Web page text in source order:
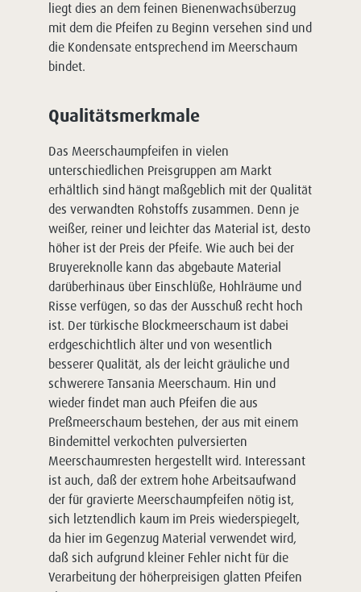
liegt dies an dem feinen Bienenwachsüberzug
mit dem die Pfeifen zu Beginn versehen sind und
die Kondensate entsprechend im Meerschaum
bindet.
Qualitätsmerkmale
Das Meerschaumpfeifen in vielen
unterschiedlichen Preisgruppen am Markt
erhältlich sind hängt maßgeblich mit der Qualität
des verwandten Rohstoffs zusammen. Denn je
weißer, reiner und leichter das Material ist, desto
höher ist der Preis der Pfeife. Wie auch bei der
Bruyereknolle kann das abgebaute Material
darüberhinaus über Einschlüße, Hohlräume und
Risse verfügen, so das der Ausschuß recht hoch
ist. Der türkische Blockmeerschaum ist dabei
erdgeschichtlich älter und von wesentlich
besserer Qualität, als der leicht gräuliche und
schwerere Tansania Meerschaum. Hin und
wieder findet man auch Pfeifen die aus
Preßmeerschaum bestehen, der aus mit einem
Bindemittel verkochten pulversierten
Meerschaumresten hergestellt wird. Interessant
ist auch, daß der extrem hohe Arbeitsaufwand
der für gravierte Meerschaumpfeifen nötig ist,
sich letztendlich kaum im Preis wiederspiegelt,
da hier im Gegenzug Material verwendet wird,
daß sich aufgrund kleiner Fehler nicht für die
Verarbeitung der höherpreisigen glatten Pfeifen